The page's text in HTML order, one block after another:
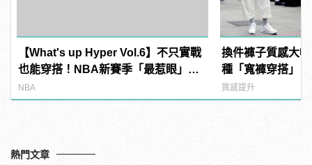
【What's up Hyper Vol.6】不只實戰
也能穿搭！NBA新賽季「最惹眼」明
星球鞋總整理
NBA
換件褲子質感大
種「寬褲穿搭」
道！
質感提升
熱門文章